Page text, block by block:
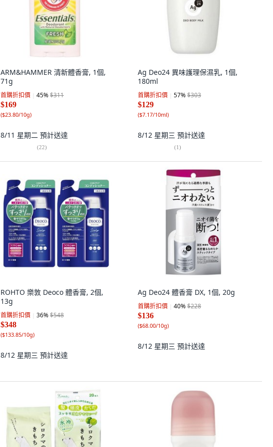
ARM&HAMMER 清新體香膏, 1個,
71g
首購折扣價 45%$311
$169
($23.80/10g)
8/11 星期二 預計送達
(22)
Ag Deo24 異味護理保濕乳, 1個,
180ml
首購折扣價 57%$303
$129
($7.17/10ml)
8/12 星期三 預計送達
(1)
ROHTO 樂敦 Deoco 體香膏, 2個,
13g
首購折扣價 36%$548
$348
($133.85/10g)
8/12 星期三 預計送達
Ag Deo24 體香膏 DX, 1個, 20g
首購折扣價 40%$228
$136
($68.00/10g)
8/12 星期三 預計送達